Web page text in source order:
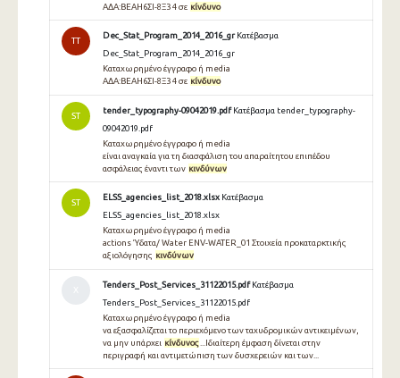
ΑΔΑ:ΒΕΑΗ6ΣΙ-8Ξ3 4 σε κίνδυνο
TT
Dec_Stat_Program_2014_2016_gr Κατέβασμα
Dec_Stat_Program_2014_2016_gr
Καταχωρημένο έγγραφο ή media
ΑΔΑ:ΒΕΑΗ6ΣΙ-8Ξ3 4 σε κίνδυνο
ST
tender_typography-09042019.pdf Κατέβασμα tender_typography-
09042019.pdf
Καταχωρημένο έγγραφο ή media
είναι αναγκαία για τη διασφάλιση του απαραίτητου επιπέδου
ασφάλειας έναντι των κινδύνων
ST
ELSS_agencies_list_2018.xlsx Κατέβασμα
ELSS_agencies_list_2018.xlsx
Καταχωρημένο έγγραφο ή media
actions Ύδατα/ Water ENV-WATER_01 Στοιχεία προκαταρκτικής
αξιολόγησης κινδύνων
Tenders_Post_Services_31122015.pdf Κατέβασμα
Tenders_Post_Services_31122015.pdf
Καταχωρημένο έγγραφο ή media
να εξασφαλίζεται το περιεχόμενο των ταχυδρομικών αντικειμένων,
να μην υπάρχει κίνδυνος ...Ιδιαίτερη έμφαση δίνεται στην
περιγραφή και αντιμετώπιση των δυσχερειών και των...